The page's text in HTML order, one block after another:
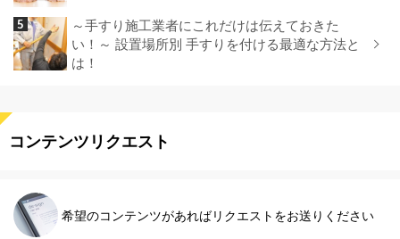
～手すり施工業者にこれだけは伝えておきた
い！～ 設置場所別 手すりを付ける最適な方法と
は！
コンテンツリクエスト
希望のコンテンツがあればリクエストをお送りください